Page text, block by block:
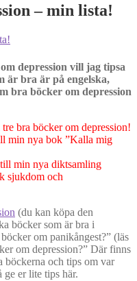
– min lista!
depression vill jag tipsa
är bra är på engelska,
bra böcker om depression
bra böcker om depression!
min nya bok ”Kalla mig
min nya diktsamling
sjukdom och
(du kan köpa den
böcker som är bra i
om panikångest?” (läs
om depression?” Där finns
och tips om var
ge er lite tips här.